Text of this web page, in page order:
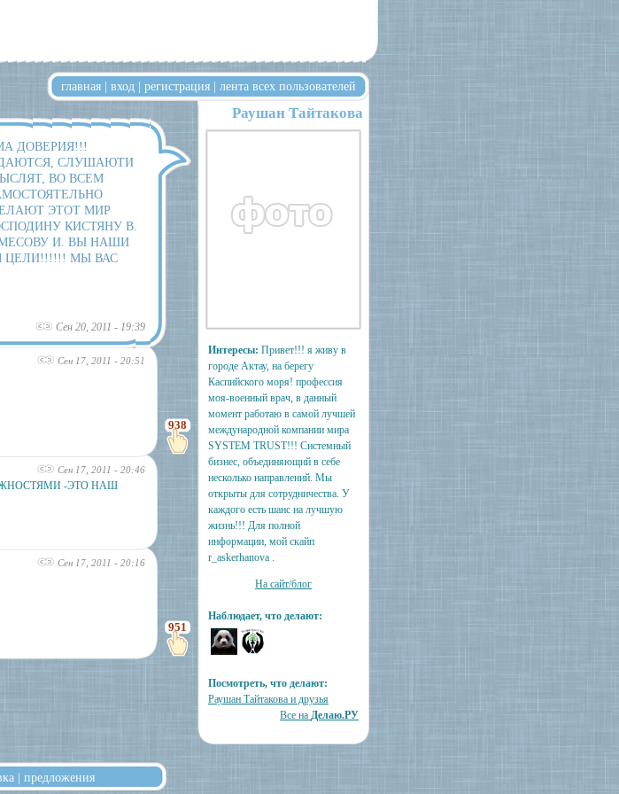
главная | вход | регистрация | лента всех пользователей
ДОВЕРИЯ!!!
СЛУШАЮТИ
ВО ВСЕМ
ЭТОТ МИР
КИСТЯНУ В.
И. ВЫ НАШИ
ЦЕЛИ!!!!!! МЫ ВАС
Сен 20, 2011 - 19:39
Сен 17, 2011 - 20:51
938
Сен 17, 2011 - 20:46
-ЭТО НАШ
Сен 17, 2011 - 20:16
951
Раушан Тайтакова
Интересы: Привет!!! я живу в
городе Актау, на берегу
Каспийского моря! профессия
моя-военный врач, в данный
момент работаю в самой лучшей
международной компании мира
SYSTEM TRUST!!! Системный
бизнес, объединяющий в себе
несколько направлений. Мы
открыты для сотрудничества. У
каждого есть шанс на лучшую
жизнь!!! Для полной
информации, мой скайп
r_askerhanova .
На сайт/блог
Наблюдает, что делают:
Посмотреть, что делают:
Раушан Тайтакова и друзья
Все на Делаю.РУ
| предложения